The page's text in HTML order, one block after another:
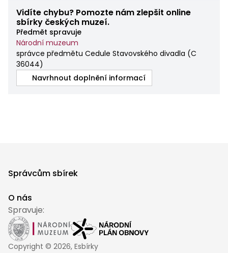
Vidíte chybu? Pomozte nám zlepšit online
sbírky českých muzeí.
Předmět spravuje
Národní muzeum
správce předmětu Cedule Stavovského divadla (C
36044)
Navrhnout doplnění informací
Správcům sbírek
O nás
Spravuje:
Copyright © 2026, Esbírky